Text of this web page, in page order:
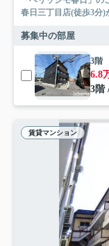
春日三丁目店(徒歩3分)
募集中の部屋
3階
6.8
3階
賃貸マンション